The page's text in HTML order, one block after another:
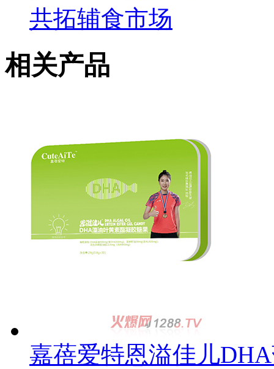
共拓辅食市场
相关产品
嘉蓓爱特恩溢佳儿